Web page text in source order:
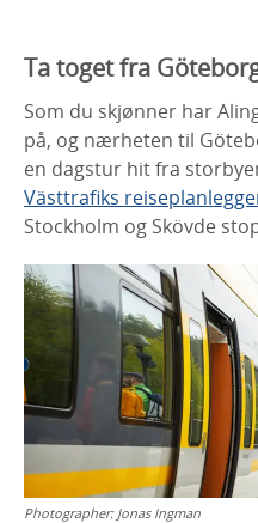
Ta toget fra
Som du skjønner har
på, og nærheten til
en dagstur hit fra
Västtrafiks
Stockholm og Skövde
Photographer: Jonas Ingman